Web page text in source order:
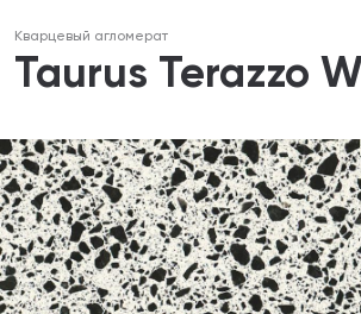
Кварцевый агломерат
Taurus Terazzo
Email (необязательно)
Email (необязательно)